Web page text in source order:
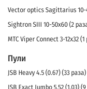
Vector optics Sagittarius 10-
Sightron SIII 10-50x60 (2
MTC Viper Connect 3-12x32 (1
Пули
JSB Heavy 4.5 (0.67) (33 раза)
JSB Exact Jumbo 5.52 (1.03)